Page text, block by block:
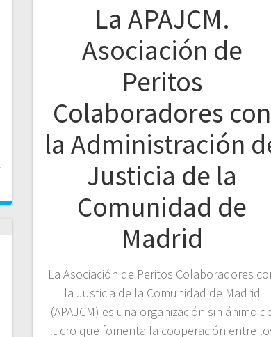
La APAJCM.
Asociación de
Peritos
Colaboradores con
la Administración
Justicia de la
Comunidad de
Madrid
La Asociación de Peritos Colaboradores
la Justicia de la Comunidad de Madrid
(APAJCM) es una organización sin ánimo
lucro que fomenta la cooperación entre